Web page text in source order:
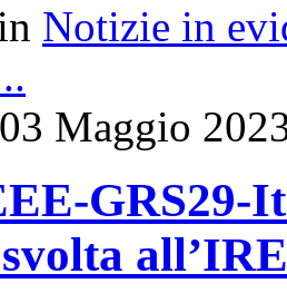
Notizie in
Maggio
GRS29-